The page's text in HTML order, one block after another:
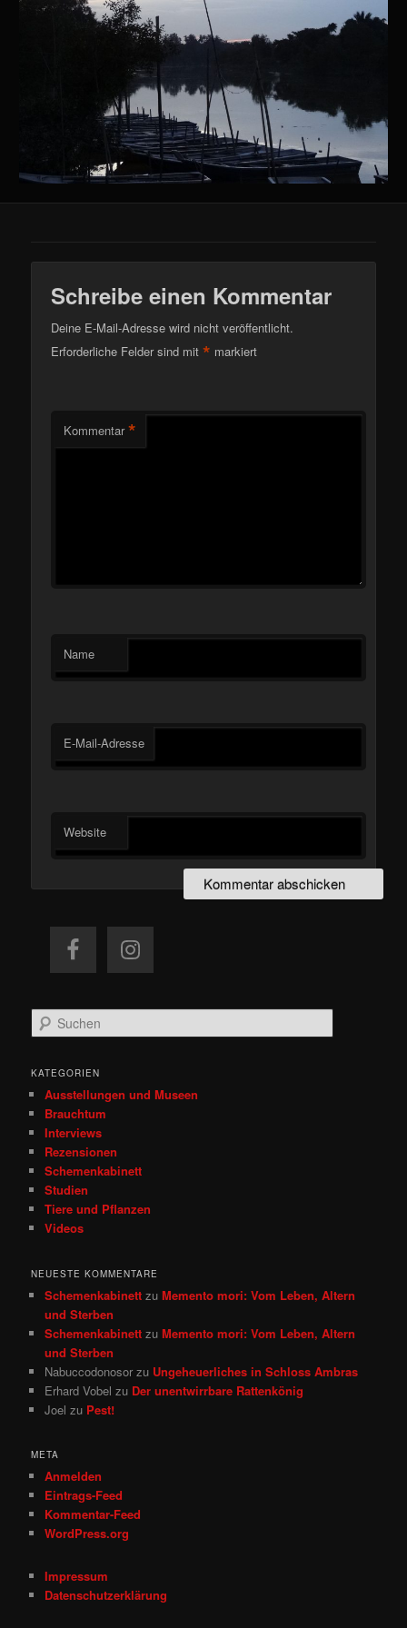
Schreibe einen Kommentar
Deine E-Mail-Adresse wird nicht veröffentlicht.
Erforderliche Felder sind mit* markiert
Kommentar *
Name
E-Mail-Adresse
Website
u
h
KATEGORIEN
Ausstellungen und Museen
Brauchtum
Interviews
Rezensionen
Schemenkabinett
Studien
Tiere und Pflanzen
Videos
NEUESTE KOMMENTARE
Schemenkabinett zuMemento mori: Vom Leben, Altern
und Sterben
Schemenkabinett zuMemento mori: Vom Leben, Altern
und Sterben
Nabuccodonosor zu Ungeheuerliches in Schloss Ambras
Erhard Vobel zu Der unentwirrbare Rattenkönig
Joel zu Pest!
META
Anmelden
Eintrags-Feed
Kommentar-Feed
WordPress.org
Impressum
Datenschutzerklärung